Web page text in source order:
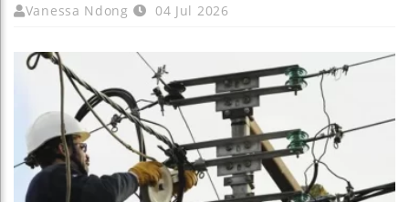
Vanessa Ndong 04 Jul 2026